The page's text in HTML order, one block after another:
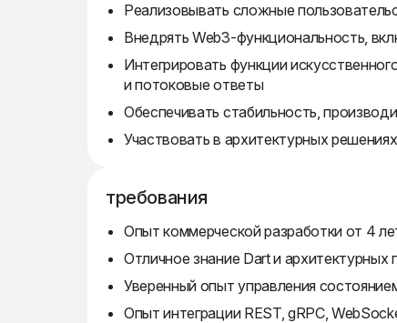
Реализовывать сложные
Внедрять Web3-функциональность,
Интегрировать функции
и потоковые ответы
Обеспечивать стабильность,
Участвовать в архитектурных
требования
Опыт коммерческой разработки от 4
Отличное знание Dart и архитектурных
Уверенный опыт управления
Опыт интеграции REST, gRPC,